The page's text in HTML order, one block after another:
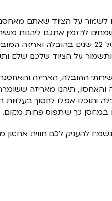
לשמור על הציוד שאתם
להזמין אתכם ליהנות
שלנו. עם ניסיון של 22 שנים בהובלה
על הציוד שלכם שלם
ההובלה, האריזה
תיהנו מאריזה
ותוכלו אפילו לחסוך
כך שיתפוס פחות מקום.
להעניק לכם חווית אחסון